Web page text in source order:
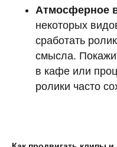
Атмосферное
некоторых
сработать
смысла.
в кафе или
ролики часто